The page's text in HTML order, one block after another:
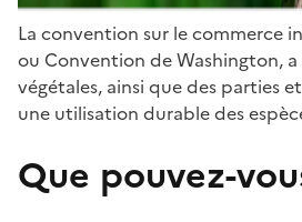
La convention sur le commerce
ou Convention de Washington,
végétales, ainsi que des parties
une utilisation durable des
Que pouvez-